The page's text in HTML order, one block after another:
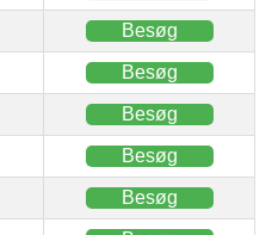
Besøg
Besøg
Besøg
Besøg
Besøg